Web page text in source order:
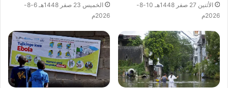
الأثنين 27 صفر 1448هـ 10-8-
2026م
الخميس 23 صفر 1448هـ 6-8-
2026م